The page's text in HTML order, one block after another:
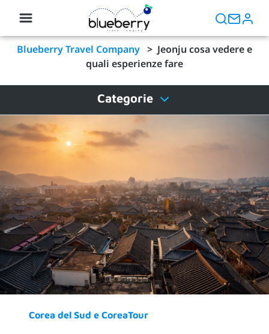
Blueberry Travel Company > Jeonju cosa vedere e
quali esperienze fare
Categorie
Corea del Sud e CoreaTour